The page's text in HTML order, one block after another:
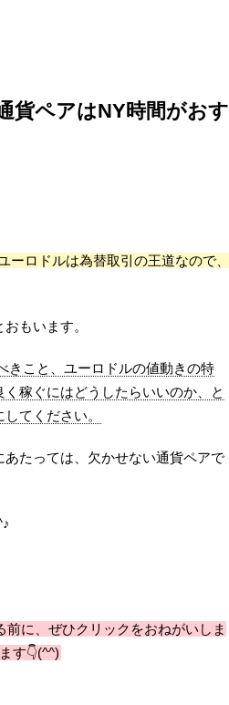
貨ペアはNY時間がおす
ーロドルは為替取引の王道なので、
もいます。
きこと、ユーロドルの値動きの特
稼ぐにはどうしたらいいのか、と
てください。
たっては、欠かせない通貨ペアで
に、ぜひクリックをおねがいしま
す👇(^^)